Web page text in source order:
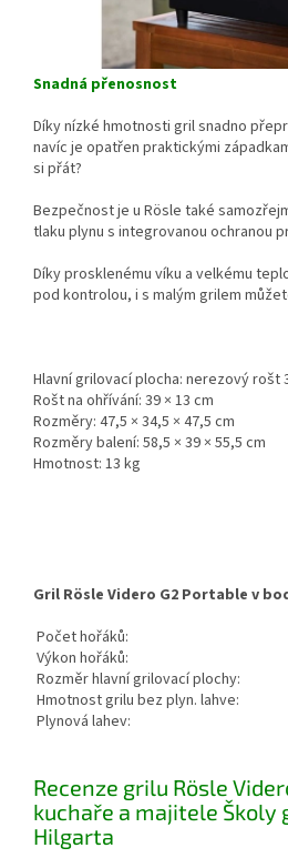
Snadná přenosnost
Díky nízké hmotnosti gril snadno
navíc je opatřen praktickými
si přát?
Bezpečnost je u Rösle také
tlaku plynu s integrovanou ochranou
Díky prosklenému víku a velkému
pod kontrolou, i s malým grilem
Hlavní grilovací plocha: nerezový rošt
Rošt na ohřívání: 39 × 13 cm
Rozměry: 47,5 × 34,5 × 47,5 cm
Rozměry balení: 58,5 × 39 × 55,5 cm
Hmotnost: 13 kg
Gril Rösle Videro G2 Portable v
Počet hořáků:
Výkon hořáků:
Rozměr hlavní grilovací plochy:
Hmotnost grilu bez plyn. lahve:
Plynová lahev:
Recenze grilu Rösle
kuchaře a majitele Školy
Hilgarta